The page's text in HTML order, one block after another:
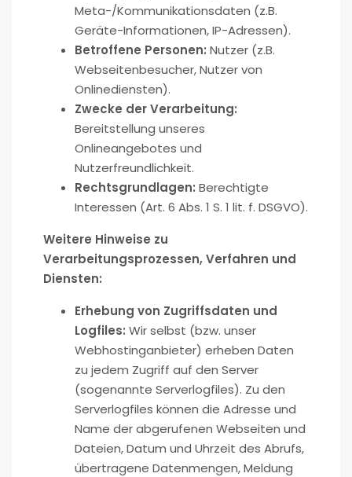
Meta-/Kommunikationsdaten (z.B.
Geräte-Informationen, IP-Adressen).
Betroffene Personen: Nutzer (z.B.
Webseitenbesucher, Nutzer von
Onlinediensten).
Zwecke der Verarbeitung:
Bereitstellung unseres
Onlineangebotes und
Nutzerfreundlichkeit.
Rechtsgrundlagen: Berechtigte
Interessen (Art. 6 Abs. 1 S. 1 lit. f. DSGVO).
Weitere Hinweise zu
Verarbeitungsprozessen, Verfahren und
Diensten:
Erhebung von Zugriffsdaten und
Logfiles: Wir selbst (bzw. unser
Webhostinganbieter) erheben Daten
zu jedem Zugriff auf den Server
(sogenannte Serverlogfiles). Zu den
Serverlogfiles können die Adresse und
Name der abgerufenen Webseiten und
Dateien, Datum und Uhrzeit des Abrufs,
übertragene Datenmengen, Meldung